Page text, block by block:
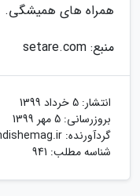
همراه های همیشگی.
منبع: setare.com
انتشار: 5 خرداد 1399
بروزرسانی: 5 مهر 1399
گردآورنده:
شناسه مطلب: 941